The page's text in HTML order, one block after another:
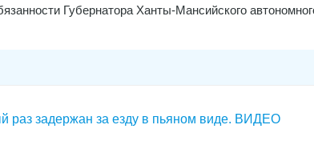
Губернатора Ханты-Мансийского
раз задержан за езду в пьяном виде. ВИДЕО